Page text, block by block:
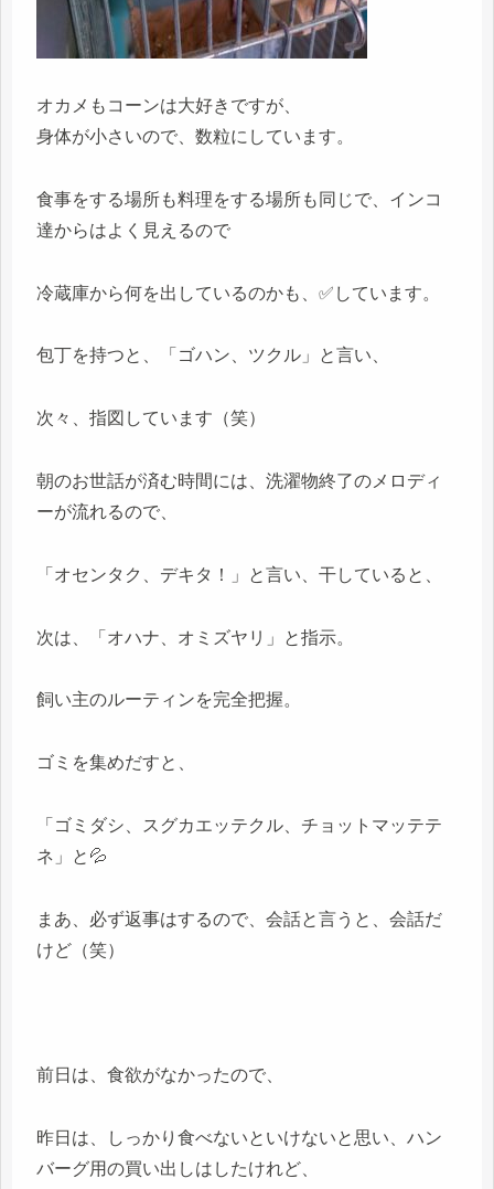
オカメもコーンは大好きですが、
身体が小さいので、数粒にしています。
食事をする場所も料理をする場所も同じで、インコ
達からはよく見えるので
冷蔵庫から何を出しているのかも、✅しています。
包丁を持つと、「ゴハン、ツクル」と言い、
次々、指図しています（笑）
朝のお世話が済む時間には、洗濯物終了のメロディ
ーが流れるので、
「オセンタク、デキタ！」と言い、干していると、
次は、「オハナ、オミズヤリ」と指示。
飼い主のルーティンを完全把握。
ゴミを集めだすと、
「ゴミダシ、スグカエッテクル、チョットマッテテ
ネ」と💦
まあ、必ず返事はするので、会話と言うと、会話だ
けど（笑）
前日は、食欲がなかったので、
昨日は、しっかり食べないといけないと思い、ハン
バーグ用の買い出しはしたけれど、